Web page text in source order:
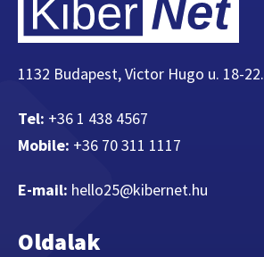
1132 Budapest, Victor Hugo u. 18-22.
Tel: +36 1 438 4567
Mobile: +36 70 311 1117
E-mail: hello25@kibernet.hu
Oldalak